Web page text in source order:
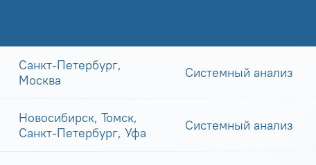
Санкт-Петербург,
Москва
Системный анализ
Новосибирск, Томск,
Санкт-Петербург, Уфа
Системный анализ